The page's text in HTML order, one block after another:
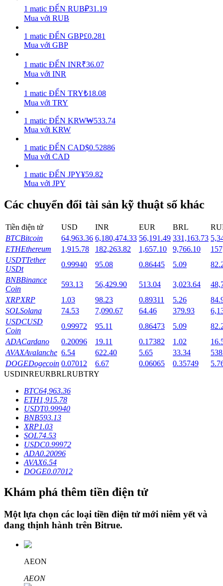
Power Piggy
Staking
Lợi nhuận cao và truy cập ngay lập tức
Launchpool
Khóa BTR
Đầu tư độc quyền cho người nắm giữ BTR
Khoản vay
Dịch vụ vay được hỗ trợ bằng tiền điện tử
1 matic ĐẾN RUB₽31.19
Mua với RUB
1 matic ĐẾN GBP£0.281
Mua với GBP
1 matic ĐẾN INR₹36.07
Mua với INR
1 matic ĐẾN TRY₺18.08
Mua với TRY
1 matic ĐẾN KRW₩533.74
Mua với KRW
1 matic ĐẾN CAD$0.52886
Mua với CAD
1 matic ĐẾN JPY¥59.82
Mua với JPY
Các chuyển đổi tài sản kỹ thuật số khác
Tiền điện tử USD INR EUR BRL
BTCBitcoin 64,963.36 6,180,474.33 56,191.49 331,163.73
ETHEthereum 1,915.78 182,263.82 1,657.10 9,766.10
USDTTether
USDt
0.99940 95.08 0.86445 5.09
BNBBinance
Coin
593.13 56,429.90 513.04 3,023.64
XRPXRP 1.03 98.23 0.89311 5.26
SOLSolana 74.53 7,090.67 64.46 379.93
USDCUSD
Coin
0.99972 95.11 0.86473 5.09
ADACardano 0.20096 19.11 0.17382 1.02
AVAXAvalanche 6.54 622.40 5.65 33.34
DOGEDogecoin 0.07012 6.67 0.06065 0.35749
USDINREURBRLRUBTRY
BTC64,963.36
ETH1,915.78
USDT0.99940
BNB593.13
XRP1.03
SOL74.53
USDC0.99972
ADA0.20096
AVAX6.54
DOGE0.07012
Khám phá thêm tiền điện tử
Một lựa chọn các loại tiền điện tử mới niêm yết và
đang thịnh hành trên Bitrue.
AEON
AEON